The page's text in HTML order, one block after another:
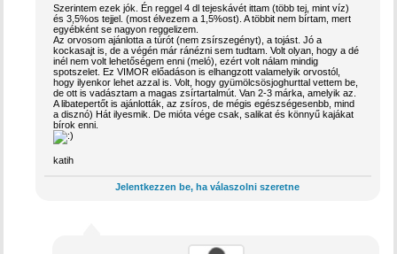
Szerintem ezek jók. Én reggel 4 dl tejeskávét ittam (több tej, mint víz)
és 3,5%os tejjel. (most élvezem a 1,5%ost). A többit nem bírtam, mert
egyébként se nagyon reggelizem.
Az orvosom ajánlotta a túrót (nem zsírszegényt), a tojást. Jó a
kockasajt is, de a végén már ránézni sem tudtam. Volt olyan, hogy a dé
inél nem volt lehetőségem enni (meló), ezért volt nálam mindig
spotszelet. Ez VIMOR előadáson is elhangzott valamelyik orvostól,
hogy ilyenkor lehet azzal is. Volt, hogy gyümölcsösjoghurttal vettem be,
de ott is vadásztam a magas zsírtartalmút. Van 2-3 márka, amelyik az.
A libatepertőt is ajánlották, az zsíros, de mégis egészségesenbb, mind
a disznó) Hát ilyesmik. De mióta vége csak, salikat és könnyű kajákat
bírok enni.
katih
Jelentkezzen be, ha válaszolni szeretne